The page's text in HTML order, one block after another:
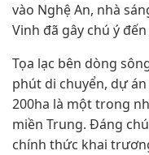
vào Nghệ An, nhà
Vinh đã gây chú ý
Tọa lạc bên dòng
phút di chuyển, dự
200ha là một trong
miền Trung. Đáng
chính thức khai